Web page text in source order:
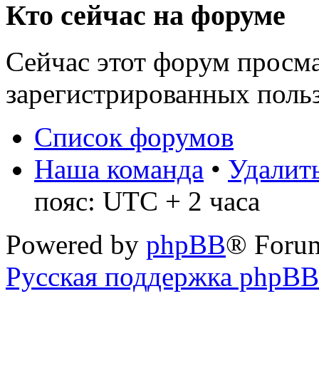
Кто сейчас на форуме
Сейчас этот форум
зарегистрированных
Список форумов
Наша команда •
пояс: UTC + 2 часа
Powered by phpBB®
Русская поддержка phpBB